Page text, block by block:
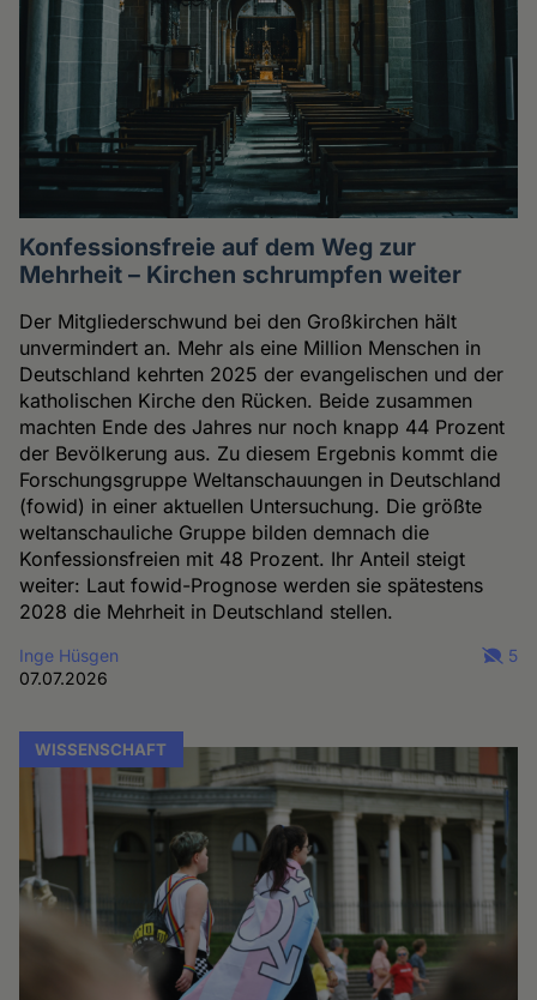
Konfessionsfreie auf dem Weg zur
Mehrheit – Kirchen schrumpfen weiter
Der Mitgliederschwund bei den Großkirchen hält
unvermindert an. Mehr als eine Million Menschen in
Deutschland kehrten 2025 der evangelischen und der
katholischen Kirche den Rücken. Beide zusammen
machten Ende des Jahres nur noch knapp 44 Prozent
der Bevölkerung aus. Zu diesem Ergebnis kommt die
Forschungsgruppe Weltanschauungen in Deutschland
(fowid) in einer aktuellen Untersuchung. Die größte
weltanschauliche Gruppe bilden demnach die
Konfessionsfreien mit 48 Prozent. Ihr Anteil steigt
weiter: Laut fowid-Prognose werden sie spätestens
2028 die Mehrheit in Deutschland stellen.
Inge Hüsgen
07.07.2026
5
WISSENSCHAFT